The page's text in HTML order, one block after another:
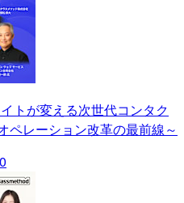
トが変える次世代コンタク
ペレーション改革の最前線～